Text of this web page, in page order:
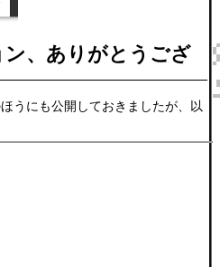
、ありがとうござ
うにも公開しておきましたが、以